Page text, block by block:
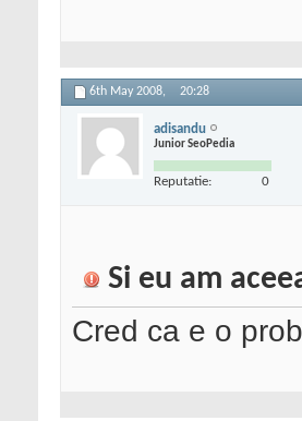
6th May 2008, 20:28
adisandu
Junior SeoPedia
Reputatie: 0
Si eu am
Cred ca e o